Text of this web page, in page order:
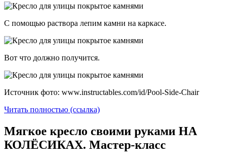
С помощью раствора лепим камни на каркасе.
Вот что должно получится.
Источник фото: www.instructables.com/id/Pool-Side-Chair
Читать полностью (ссылка)
Мягкое кресло своими руками НА
КОЛЁСИКАХ. Мастер-класс